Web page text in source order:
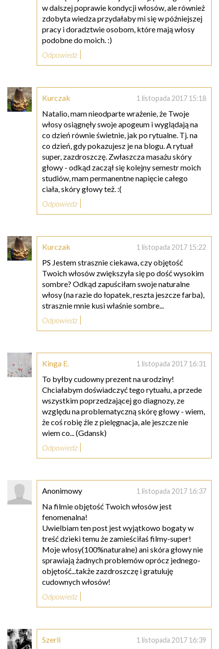
w dalszej poprawie kondycji włosów, ale również
zdobyta wiedza przydałaby mi się w późniejszej
pracy i doradztwie osobom, które mają włosy
podobne do moich. :)
Odpowiedz
Kurczak 1 listopada 2017 15:18
Natalio, mam nieodparte wrażenie, że Twoje
włosy osiągnęły swoje apogeum i wyglądają na
co dzień równie świetnie, jak po rytualne. Tj. na
co dzień, gdy pokazujesz je na blogu. A rytuał
super, zazdroszczę. Zwłaszcza masażu skóry
głowy - odkąd zaczął się kolejny semestr moich
studiów, mam permanentne napięcie całego
ciała, skóry głowy też. :(
Odpowiedz
Kurczak 1 listopada 2017 15:22
PS Jestem strasznie ciekawa, czy objętość
Twoich włosów zwiększyła się po dość wysokim
sombre? Odkąd zapuściłam swoje naturalne
włosy (na razie do łopatek, reszta jeszcze farba),
strasznie mnie kusi właśnie sombre...
Odpowiedz
Kinga E. 1 listopada 2017 16:31
To byłby cudowny prezent na urodziny!
Chciałabym doświadczyć tego rytuału, a przede
wszystkim poprzedzającej go diagnozy, ze
względu na problematyczną skórę głowy - wiem,
że coś robię źle z pielęgnacja, ale jeszcze nie
wiem co... (Gdansk)
Odpowiedz
Anonimowy 1 listopada 2017 16:37
Na filmie objętość Twoich włosów jest
fenomenalna!
Uwielbiam ten post jest wyjątkowo bogaty w
treść dzieki temu że zamieściłaś filmy-super!
Moje włosy(100%naturalne) ani skóra głowy nie
sprawiają żadnych problemów oprócz jednego-
objętość...także zazdroszczę i gratuluję
cudownych włosów!
Odpowiedz
Szerli 1 listopada 2017 16:39